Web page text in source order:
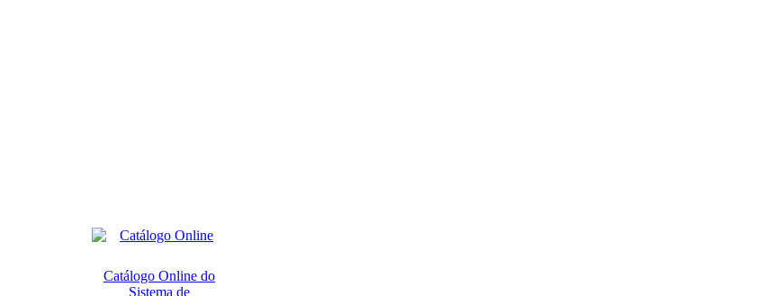
Catálogo Online do
Sistema de